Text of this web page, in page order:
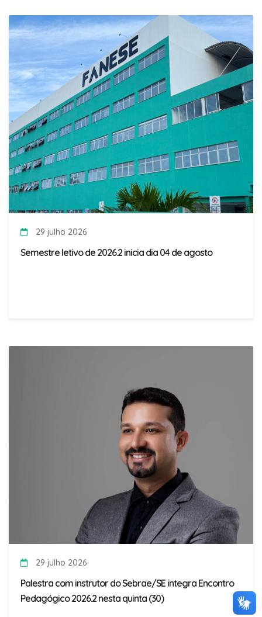
29 julho 2026
Semestre letivo de 2026.2 inicia dia 04 de agosto
29 julho 2026
Palestra com instrutor do Sebrae/SE integra Encontro
Pedagógico 2026.2 nesta quinta (30)